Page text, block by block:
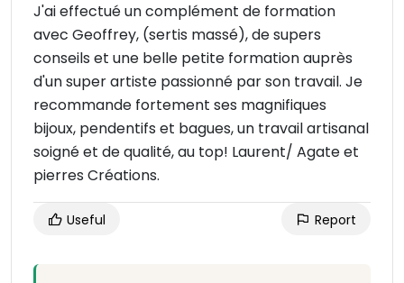
J'ai effectué un complément de formation
avec Geoffrey, (sertis massé), de supers
conseils et une belle petite formation auprès
d'un super artiste passionné par son travail. Je
recommande fortement ses magnifiques
bijoux, pendentifs et bagues, un travail artisanal
soigné et de qualité, au top! Laurent/ Agate et
pierres Créations.
Useful Report